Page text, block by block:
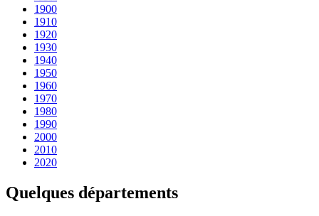
1900
1910
1920
1930
1940
1950
1960
1970
1980
1990
2000
2010
2020
Quelques départements